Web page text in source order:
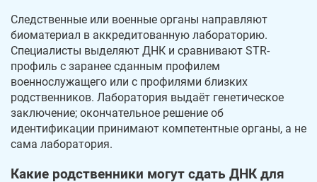
Следственные или военные органы направляют
биоматериал в аккредитованную лабораторию.
Специалисты выделяют ДНК и сравнивают STR-
профиль с заранее сданным профилем
военнослужащего или с профилями близких
родственников. Лаборатория выдаёт генетическое
заключение; окончательное решение об
идентификации принимают компетентные органы, а не
сама лаборатория.
Какие родственники могут сдать ДНК для